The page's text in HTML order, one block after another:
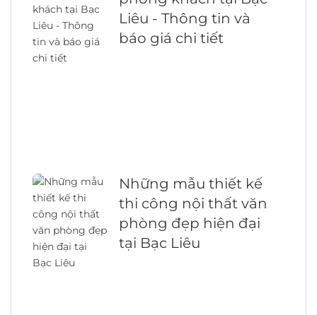
Liêu - Thông tin và
báo giá chi tiết
Những mẫu thiết kế
thi công nội thất văn
phòng đẹp hiện đại
tại Bạc Liêu